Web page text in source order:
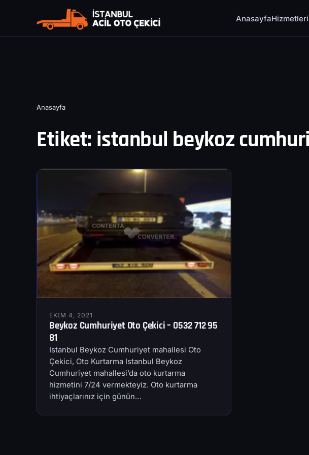
Anasayfa
Anasayfa
Etiket: istanbul beykoz
EKIM 4, 2021
Beykoz Cumhuriyet Oto Çekici – 0532 712 95
81
Istanbul Beykoz Cumhuriyet mahallesi Oto
Çekici, Oto Kurtarma Istanbul Beykoz
Cumhuriyet mahallesi’da oto kurtarma
hizmetini 7/24 vermekteyiz. Oto kurtarma
ihtiyaçlarınız için günün…